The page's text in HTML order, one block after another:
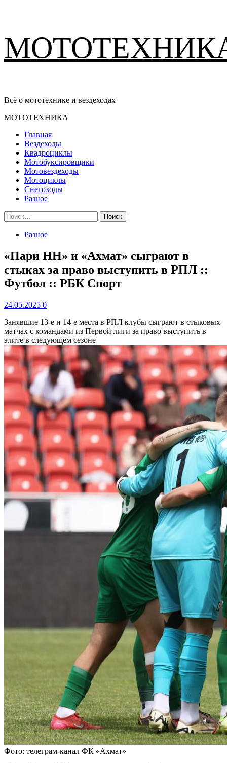
содержимому
Всё о мототехнике и вездеходах
Основное
МОТОТЕХНИКА
Главная
Вездеходы
Квадроциклы
Мотобуксировщики
Мотовездеходы
Мотоциклы
Снегоходы
Разное
Найти:
Разное
«Пари НН» и «Ахмат» сыграют в
стыках за право выступить в РПЛ ::
Футбол :: РБК Спорт
24.05.2025 0
Занявшие 13-е и 14-е места в РПЛ клубы сыграют в стыковых
матчах с командами из Первой лиги за право выступить в
элите в следующем сезоне
Фото: телеграм-канал ФК «Ахмат»